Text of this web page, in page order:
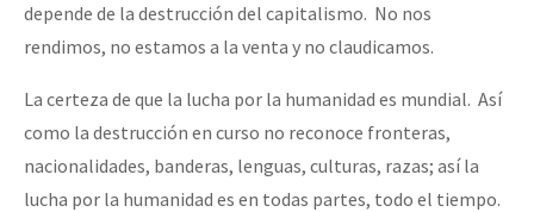
depende de la destrucción del capitalismo. No nos
rendimos, no estamos a la venta y no claudicamos.
La certeza de que la lucha por la humanidad es mundial. Así
como la destrucción en curso no reconoce fronteras,
nacionalidades, banderas, lenguas, culturas, razas; así la
lucha por la humanidad es en todas partes, todo el tiempo.